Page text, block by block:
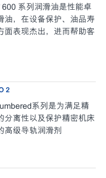
系列润滑油是性能卓
油，在设备保护、油品寿
面表现杰出，进而帮助客
2
系列是为满足精
分离性以及保护精密机床
高级导轨润滑剂